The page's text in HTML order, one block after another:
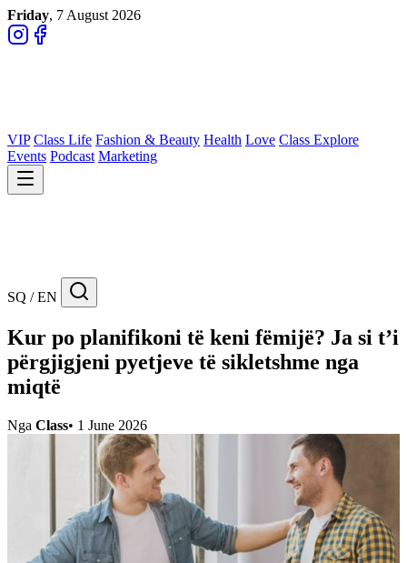
Friday, 7 August 2026
VIP Class Life Fashion & Beauty Health Love Class Explore
Events Podcast Marketing
SQ / EN
Kur po planifikoni të keni fëmijë? Ja si t’i
përgjigjeni pyetjeve të sikletshme nga
miqtë
Nga Class• 1 June 2026